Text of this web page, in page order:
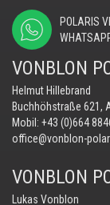
POLARIS
VONBLON
Helmut Hillebrand
Buchhöhstraße 621,
Mobil: +43 (0)664
office@vonblon-
VONBLON
Lukas Vonblon